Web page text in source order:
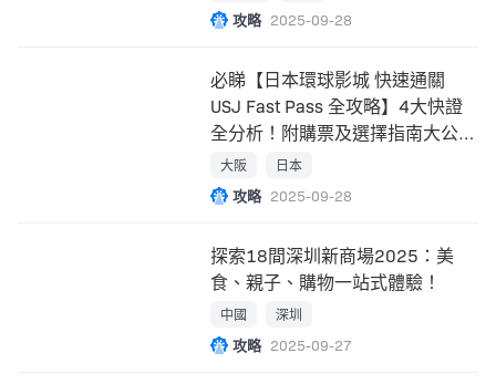
攻略 2025-09-28
必睇【日本環球影城 快速通關
USJ Fast Pass 全攻略】4大快證
全分析！附購票及選擇指南大公
開！
大阪 日本
攻略 2025-09-28
探索18間深圳新商場2025：美
食、親子、購物一站式體驗！
中國 深圳
攻略 2025-09-27